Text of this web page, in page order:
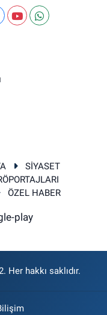
SİYASET
ÖZEL HABER
Her hakkı saklıdır.